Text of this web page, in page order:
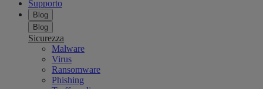
Supporto
Blog
Blog
Sicurezza
Malware
Virus
Ransomware
Phishing